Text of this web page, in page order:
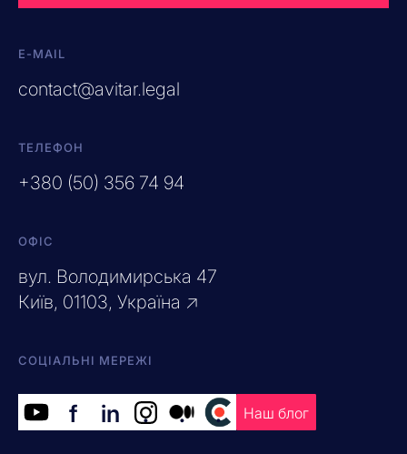
E-MAIL
contact@avitar.legal
ТЕЛЕФОН
+380 (50) 356 74 94
ОФІС
вул. Володимирська 47
Київ, 01103, Україна ↗
СОЦІАЛЬНІ МЕРЕЖІ
f in . . . Наш блог